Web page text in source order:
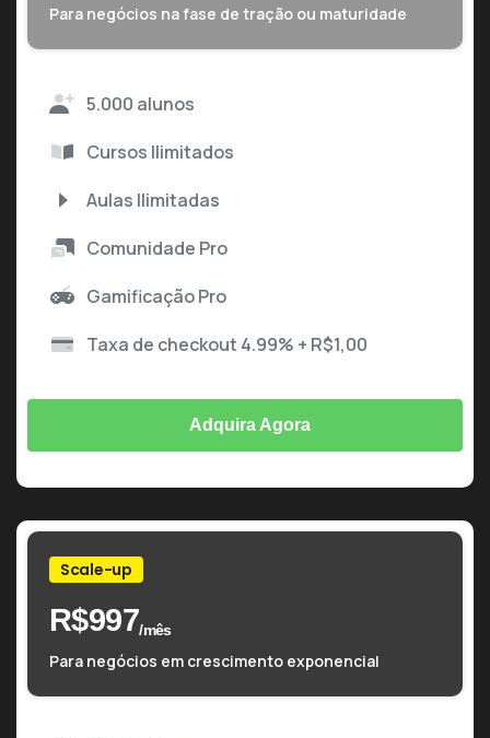
Para negócios na fase de tração ou maturidade
5.000 alunos
Cursos Ilimitados
Aulas Ilimitadas
Comunidade Pro
Gamificação Pro
Taxa de checkout 4.99% + R$1,00
Adquira Agora
Scale-up
R$997/mês
Para negócios em crescimento exponencial